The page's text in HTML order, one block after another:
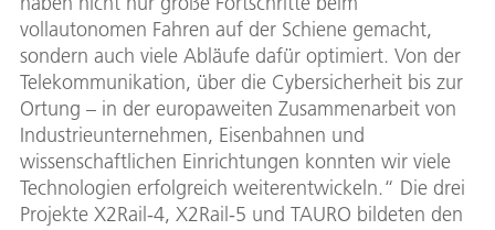
vollautonomen Fahren auf der Schiene gemacht,
sondern auch viele Abläufe dafür optimiert. Von der
Telekommunikation, über die Cybersicherheit bis zur
Ortung – in der europaweiten Zusammenarbeit von
Industrieunternehmen, Eisenbahnen und
wissenschaftlichen Einrichtungen konnten wir viele
Technologien erfolgreich weiterentwickeln.“ Die drei
Projekte X2Rail-4, X2Rail-5 und TAURO bildeten den